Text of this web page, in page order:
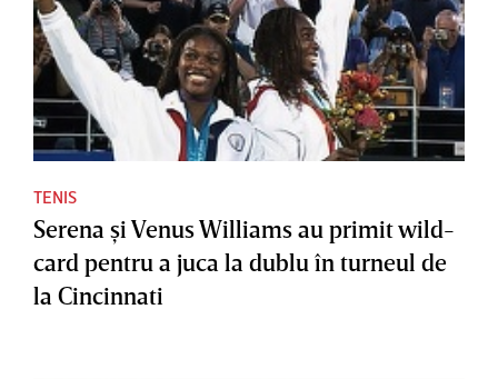
TENIS
Serena şi Venus Williams au primit wild-
card pentru a juca la dublu în turneul de
la Cincinnati